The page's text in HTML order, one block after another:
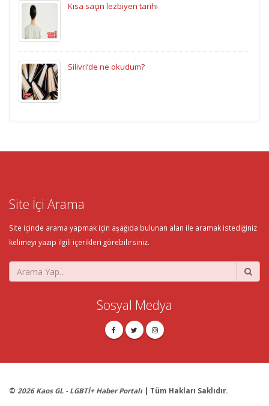
Kısa saçın lezbiyen tarihi
Silivri’de ne okudum?
Site İçi Arama
Site içinde arama yapmak için aşağıda bulunan alan ile aramak istediğiniz
kelimeyi yazıp ilgili içerikleri görebilirsiniz.
Sosyal Medya
© 2026 Kaos GL - LGBTİ+ Haber Portalı | Tüm Hakları Saklıdır.